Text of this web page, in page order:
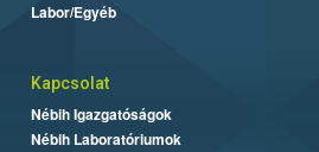
Labor/Egyéb
Kapcsolat
Nébih Igazgatóságok
Nébih Laboratóriumok